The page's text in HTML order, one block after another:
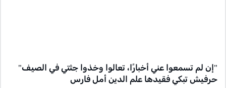
"إن لم تسمعوا عني أخبارًا، تعالوا وخذوا جثتي في الصيف"
حرفيش تبكي فقيدها علم الدين أمل فارس